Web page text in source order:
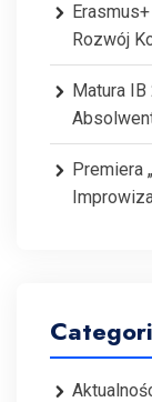
Rozwój
Matura
Premiera